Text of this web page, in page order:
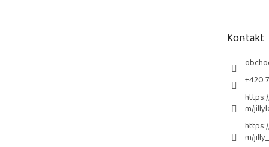
Kontakt
+420
m/
m/